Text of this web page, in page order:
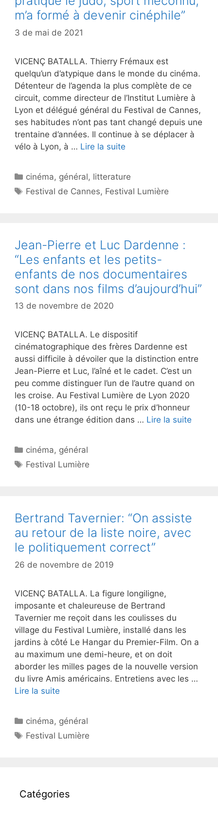
m’a formé à devenir cinéphile”
3 de mai de 2021
VICENÇ BATALLA. Thierry Frémaux est
quelqu’un d’atypique dans le monde du cinéma.
Détenteur de l’agenda la plus complète de ce
circuit, comme directeur de l’Institut Lumière à
Lyon et délégué général du Festival de Cannes,
ses habitudes n’ont pas tant changé depuis une
trentaine d’années. Il continue à se déplacer à
vélo à Lyon, à … Lire la suite
Catégories
cinéma, général, litterature
Étiquettes
Festival de Cannes, Festival Lumière
Jean-Pierre et Luc Dardenne :
“Les enfants et les petits-
enfants de nos documentaires
sont dans nos films d’aujourd’hui”
13 de novembre de 2020
VICENÇ BATALLA. Le dispositif
cinématographique des frères Dardenne est
aussi difficile à dévoiler que la distinction entre
Jean-Pierre et Luc, l’aîné et le cadet. C’est un
peu comme distinguer l’un de l’autre quand on
les croise. Au Festival Lumière de Lyon 2020
(10-18 octobre), ils ont reçu le prix d’honneur
dans une étrange édition dans … Lire la suite
Catégories
cinéma, général
Étiquettes
Festival Lumière
Bertrand Tavernier: “On assiste
au retour de la liste noire, avec
le politiquement correct”
26 de novembre de 2019
VICENÇ BATALLA. La figure longiligne,
imposante et chaleureuse de Bertrand
Tavernier me reçoit dans les coulisses du
village du Festival Lumière, installé dans les
jardins à côté Le Hangar du Premier-Film. On a
au maximum une demi-heure, et on doit
aborder les milles pages de la nouvelle version
du livre Amis américains. Entretiens avec les …
Lire la suite
Catégories
cinéma, général
Étiquettes
Festival Lumière
Catégories